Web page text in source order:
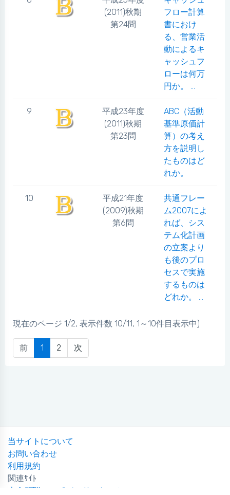
(2011)秋期
第24問
フロー計算
書におけ
る、営業活
動によるキ
ャッシュフ
ローは何万
円か。 ...
9
平成23年度
(2011)秋期
第23問
ABC（活動
基準原価計
算）の考え
方を説明し
たものはど
れか。
10
平成21年度
(2009)秋期
第6問
共通フレー
ム2007によ
れば、シス
テム化計画
の立案より
も後のプロ
セスで実施
するものは
どれか。 ...
現在のページ 1/2, 表示件数 10/11, 1～10件目表示中)
前 1 2 次
当サイトについて
お問い合わせ
利用規約
関連ｻｲﾄ
大会管理のスポバンドットコム